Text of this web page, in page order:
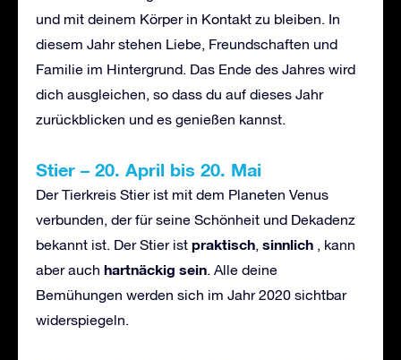
und mit deinem Körper in Kontakt zu bleiben. In
diesem Jahr stehen Liebe, Freundschaften und
Familie im Hintergrund. Das Ende des Jahres wird
dich ausgleichen, so dass du auf dieses Jahr
zurückblicken und es genießen kannst.
Stier – 20. April bis 20. Mai
Der Tierkreis Stier ist mit dem Planeten Venus
verbunden, der für seine Schönheit und Dekadenz
bekannt ist. Der Stier ist praktisch, sinnlich , kann
aber auch hartnäckig sein. Alle deine
Bemühungen werden sich im Jahr 2020 sichtbar
widerspiegeln.